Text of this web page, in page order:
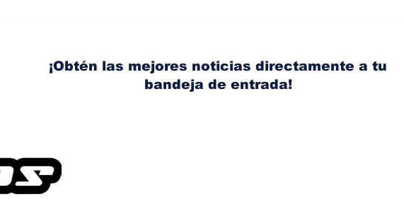
¡Obtén las mejores noticias directamente a tu
bandeja de entrada!